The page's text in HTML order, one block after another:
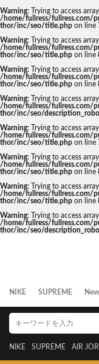
Warning: Trying to access
/home/fullress/fullress.com/
thor/inc/seo/title.php on line
Warning: Trying to access
/home/fullress/fullress.com/
thor/inc/seo/title.php on line
Warning: Trying to access
/home/fullress/fullress.com/
thor/inc/seo/title.php on line
Warning: Trying to access
/home/fullress/fullress.com/
thor/inc/seo/
Warning: Trying to access
/home/fullress/fullress.com/
thor/inc/seo/title.php on line
Warning: Trying to access
/home/fullress/fullress.com/
thor/inc/seo/title.php on line
Warning: Trying to access
/home/fullress/fullress.com/
thor/inc/seo/title.php on line
Warning: Trying to access
/home/fullress/fullress.com/
thor/inc/seo/
NIKE SUPREME
NIKE SUPREME AIR